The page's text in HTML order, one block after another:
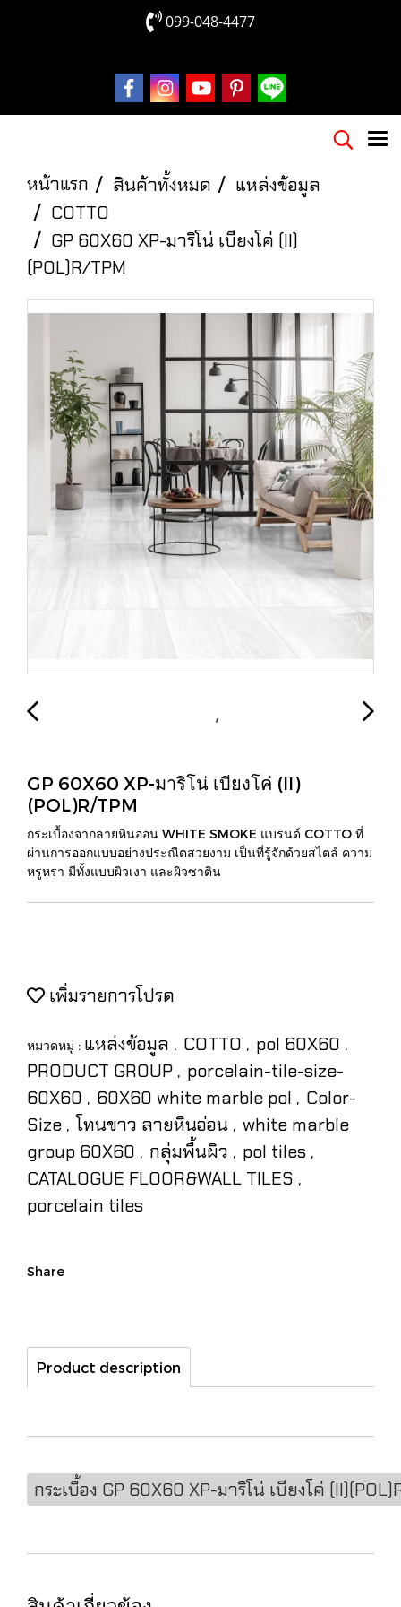
099-048-4477
หน้าแรก สินค้าทั้งหมด
แหล่งข้อมูล
COTTO
GP 60X60 XP-มาริโน่ เบียงโค่ (II)
(POL)R/TPM
GP 60X60 XP-มาริโน่ เบียงโค่ (II)
(POL)R/TPM
กระเบื้องจากลายหินอ่อน WHITE SMOKE แบรนด์ COTTO ที่
ผ่านการออกแบบอย่างประณีตสวยงาม เป็นที่รู้จักด้วยสไตล์ ความ
หรูหรา มีทั้งแบบผิวเงา และผิวซาติน
เพิ่มรายการโปรด
หมวดหมู่ : แหล่งข้อมูล , COTTO , pol 60X60 ,
PRODUCT GROUP , porcelain-tile-size-
60X60 , 60X60 white marble pol , Color-
Size , โทนขาว ลายหินอ่อน , white marble
group 60X60 , กลุ่มพื้นผิว , pol tiles ,
CATALOGUE FLOOR&WALL TILES ,
porcelain tiles
Share
Product description
กระเบื้อง GP 60X60 XP-มาริโน่ เบียงโค่